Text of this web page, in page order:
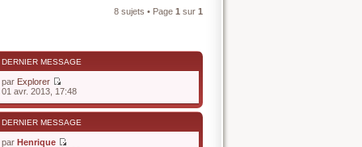
8 sujets • Page 1 sur 1
DERNIER MESSAGE
par Explorer
V
i
r
l
e
01 avr. 2013, 17:48
DERNIER MESSAGE
par Henrique